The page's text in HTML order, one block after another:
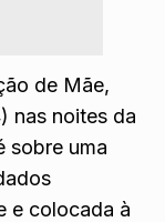
de Mãe,
nas noites da
sobre uma
e colocada à